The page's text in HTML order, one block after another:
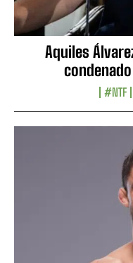
Aquiles
#NTF